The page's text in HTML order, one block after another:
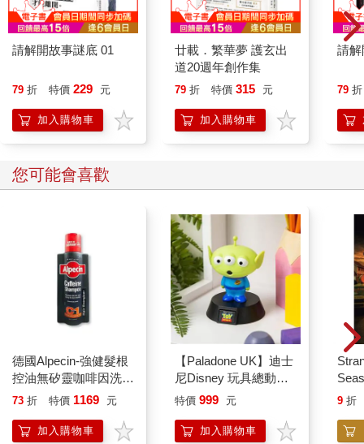
請解開故事謎底 01
79 折 特價 229 元
加入購物車
廿載．繁華夢 護玄出
道20週年創作集
79 折 特價 315 元
加入購物車
請解
79 折
您可能會喜歡
德國Alpecin-強健髮根
控油無矽靈咖啡因洗髮
凝露375ml/瓶-C1強健
調理頭皮洗髮液/0矽靈
73 折 特價 1169 元
加入購物車
【Paladone UK】迪士
尼Disney 玩具總動員
三眼怪造型 ICON小夜
特價 999 元
加入購物車
9 折